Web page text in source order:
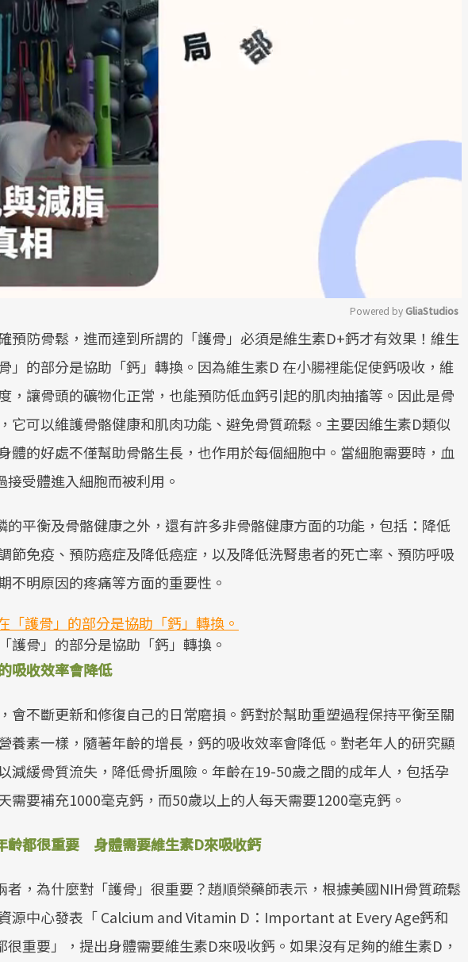
Mute
Powered by GliaStudios
預防骨鬆，進而達到所謂的「護骨」必須是維生素D+鈣才有效果！維生
」的部分是協助「鈣」轉換。因為維生素D 在小腸裡能促使鈣吸收，維
，讓骨頭的礦物化正常，也能預防低血鈣引起的肌肉抽搐等。因此是骨
它可以維護骨骼健康和肌肉功能、避免骨質疏鬆。主要因維生素D類似
體的好處不僅幫助骨骼生長，也作用於每個細胞中。當細胞需要時，血
受體進入細胞而被利用。
的平衡及骨骼健康之外，還有許多非骨骼健康方面的功能，包括：降低
節免疫、預防癌症及降低癌症，以及降低洗腎患者的死亡率、預防呼吸
不明原因的疼痛等方面的重要性。
護骨」的部分是協助「鈣」轉換。
吸收效率會降低
會不斷更新和修復自己的日常磨損。鈣對於幫助重塑過程保持平衡至關
養素一樣，隨著年齡的增長，鈣的吸收效率會降低。對老年人的研究顯
減緩骨質流失，降低骨折風險。年齡在19-50歲之間的成年人，包括孕
需要補充1000毫克鈣，而50歲以上的人每天需要1200毫克鈣。
齡都很重要 身體需要維生素D來吸收鈣
者，為什麼對「護骨」很重要？趙順榮藥師表示，根據美國NIH骨質疏鬆
源中心發表「 Calcium and Vitamin D：Important at Every Age鈣和
重要」，提出身體需要維生素D來吸收鈣。如果沒有足夠的維生素D，